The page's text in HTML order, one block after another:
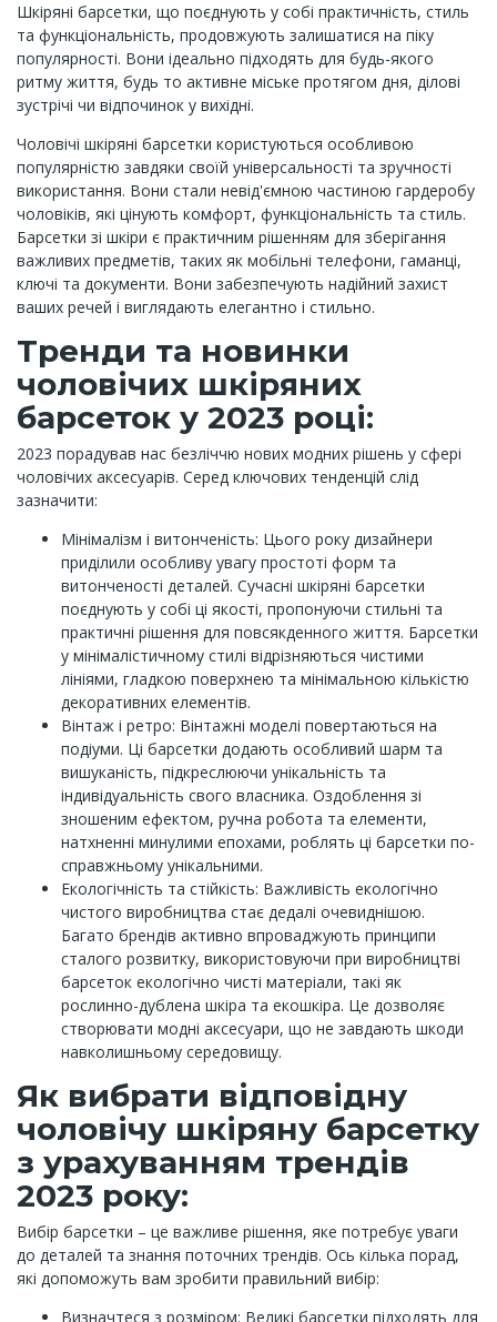
Шкіряні барсетки, що поєднують у собі практичність, стиль
та функціональність, продовжують залишатися на піку
популярності. Вони ідеально підходять для будь-якого
ритму життя, будь то активне міське протягом дня, ділові
зустрічі чи відпочинок у вихідні.
Чоловічі шкіряні барсетки користуються особливою
популярністю завдяки своїй універсальності та зручності
використання. Вони стали невід'ємною частиною гардеробу
чоловіків, які цінують комфорт, функціональність та стиль.
Барсетки зі шкіри є практичним рішенням для зберігання
важливих предметів, таких як мобільні телефони, гаманці,
ключі та документи. Вони забезпечують надійний захист
ваших речей і виглядають елегантно і стильно.
Тренди та новинки
чоловічих шкіряних
барсеток у 2023 році:
2023 порадував нас безліччю нових модних рішень у сфері
чоловічих аксесуарів. Серед ключових тенденцій слід
зазначити:
Мінімалізм і витонченість: Цього року дизайнери
приділили особливу увагу простоті форм та
витонченості деталей. Сучасні шкіряні барсетки
поєднують у собі ці якості, пропонуючи стильні та
практичні рішення для повсякденного життя. Барсетки
у мінімалістичному стилі відрізняються чистими
лініями, гладкою поверхнею та мінімальною кількістю
декоративних елементів.
Вінтаж і ретро: Вінтажні моделі повертаються на
подіуми. Ці барсетки додають особливий шарм та
вишуканість, підкреслюючи унікальність та
індивідуальність свого власника. Оздоблення зі
зношеним ефектом, ручна робота та елементи,
натхненні минулими епохами, роблять ці барсетки по-
справжньому унікальними.
Екологічність та стійкість: Важливість екологічно
чистого виробництва стає дедалі очевиднішою.
Багато брендів активно впроваджують принципи
сталого розвитку, використовуючи при виробництві
барсеток екологічно чисті матеріали, такі як
рослинно-дублена шкіра та екошкіра. Це дозволяє
створювати модні аксесуари, що не завдають шкоди
навколишньому середовищу.
Як вибрати відповідну
чоловічу шкіряну барсетку
з урахуванням трендів
2023 року:
Вибір барсетки – це важливе рішення, яке потребує уваги
до деталей та знання поточних трендів. Ось кілька порад,
які допоможуть вам зробити правильний вибір:
Визначтеся з розміром: Великі барсетки підходять для